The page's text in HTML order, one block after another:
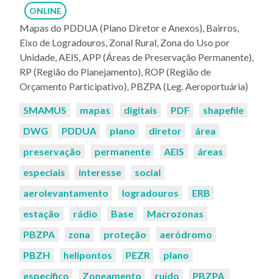
ONLINE
Mapas do PDDUA (Plano Diretor e Anexos), Bairros,
Eixo de Logradouros, Zonal Rural, Zona do Uso por
Unidade, AEIS, APP (Áreas de Preservação Permanente),
RP (Região do Planejamento), ROP (Região de
Orçamento Participativo), PBZPA (Leg. Aeroportuária)
Palavras-
SMAMUS mapas digitais PDF
shapefile
DWG
PDDUA plano diretor
área
preservação
permanente AEIS
áreas
especiais
interesse
social
aerolevantamento
logradouros
ERB
estação
rádio Base
Macrozonas
PBZPA
zona proteção
aeródromo
PBZH
helipontos PEZR
plano
específico
Zoneamento ruído
PBZPA